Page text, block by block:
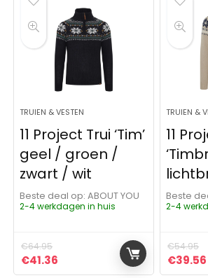
TRUIEN & VESTEN
11 Project Trui ‘Tim’
geel / groen /
zwart / wit
Beste deal op:
ABOUT YOU
2-4 werkdagen in huis
€64.95
Oorspronkelijke prijs was: €64.95.
€41.36 Huidige prijs is: €41.36.
TRUIEN &
11
Beste
2-4
€54.95
€39.56